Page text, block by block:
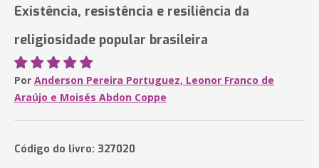
Existência, resistência e resiliência da
religiosidade popular brasileira
Por Anderson Pereira Portuguez, Leonor Franco de
Araújo e Moisés Abdon Coppe
Código do livro: 327020